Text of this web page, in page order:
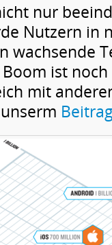
nur
Nutzern in
wachsende
ist
mit